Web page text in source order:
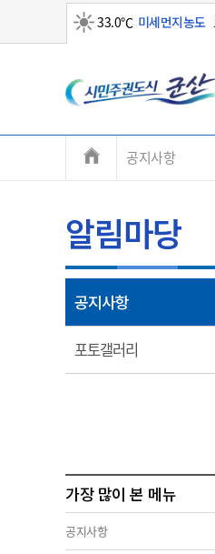
맑음
33.0℃ 미세먼지농도
체
장
대표전화
팩스 063-446-
입
대표전화
팩스 063-446-
알
대표전화
팩스 063-446-
기
대표전화
팩스 063-446-
공지사항
알림마당
공지사항열
림
포토갤러리
림
가장 많이 본 메뉴
공지사항